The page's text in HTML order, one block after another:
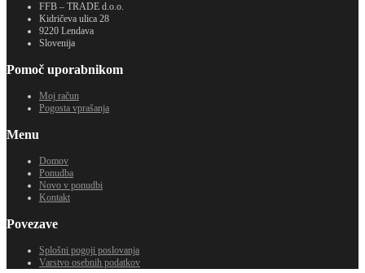
FFB – TRADE d.o.o.
Kidričeva ulica 28
9220 Lendava
Slovenija
Pomoč uporabnikom
Moj račun
Pogosta vprašanja
Menu
Domov
Ponudba
Novo v ponudbi
Kontakt
Povezave
Splošni pogoji poslovanja
Varstvo osebnih podatkov